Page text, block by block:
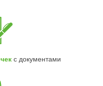
с документами